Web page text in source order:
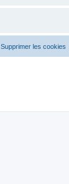
Supprimer les cookies